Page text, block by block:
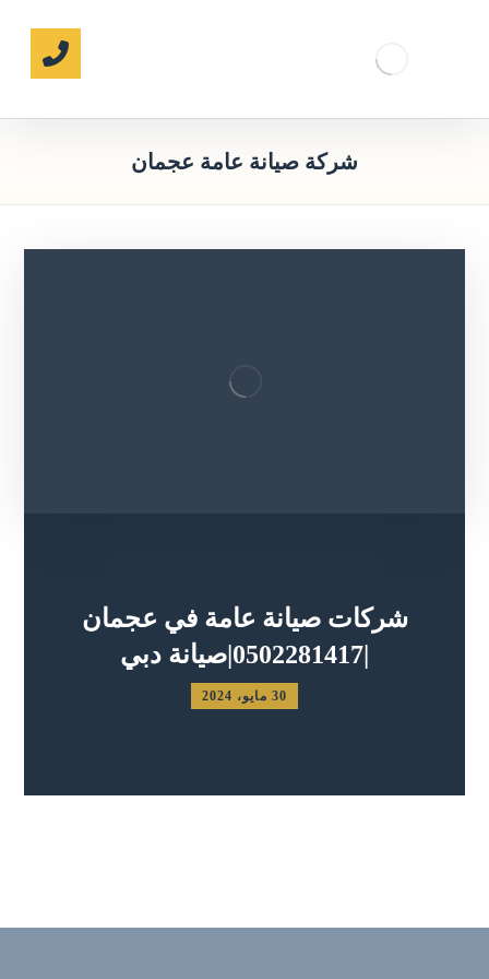
شركة صيانة عامة عجمان
شركات صيانة عامة في عجمان
|0502281417|صيانة دبي
30 مايو، 2024